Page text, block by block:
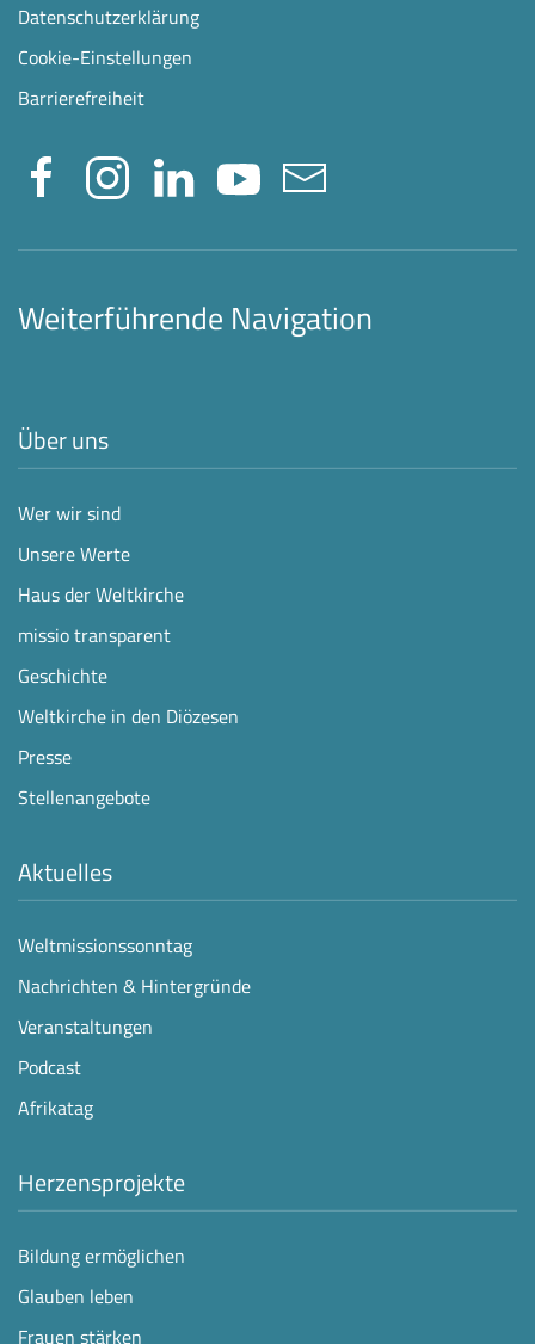
Datenschutzerklärung
Cookie-Einstellungen
Barrierefreiheit
Weiterführende Navigation
Über uns
Wer wir sind
Unsere Werte
Haus der Weltkirche
missio transparent
Geschichte
Weltkirche in den Diözesen
Presse
Stellenangebote
Aktuelles
Weltmissionssonntag
Nachrichten & Hintergründe
Veranstaltungen
Podcast
Afrikatag
Herzensprojekte
Bildung ermöglichen
Glauben leben
Frauen stärken